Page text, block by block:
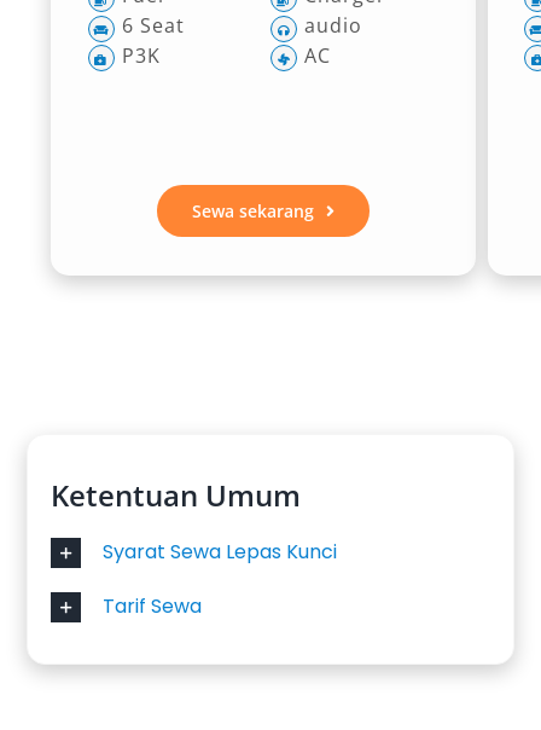
6 Seat
P3K
audio
AC
Sewa sekarang
Ketentuan Umum
Syarat Sewa Lepas Kunci
Tarif Sewa